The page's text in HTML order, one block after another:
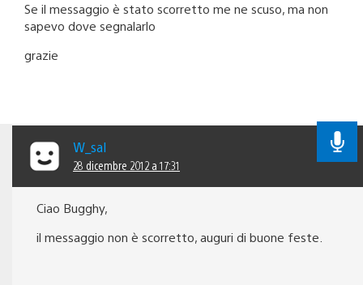
Se il messaggio è stato scorretto me ne scuso, ma non
sapevo dove segnalarlo
grazie
W_sal
28 dicembre 2012 a 17:31
Ciao Bugghy,
il messaggio non è scorretto, auguri di buone feste.